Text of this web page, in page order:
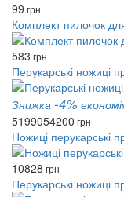
99 грн
Комплект пилочок
583 грн
Перукарські ножиці
Знижка -4%
5199054200 грн
Ножиці перукарські
10828 грн
Перукарські ножиці